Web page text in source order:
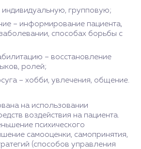
индивидуальную, групповую;
– информирование пациента,
способах борьбы с
– восстановление
ролей;
– хобби, увлечения, общение.
на использовании
воздействия на пациента.
психического
самооценки, самопринятия,
(способов управления